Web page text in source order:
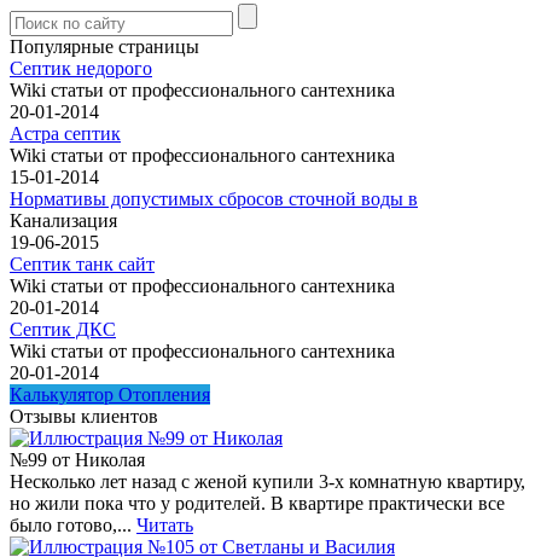
Популярные страницы
Септик недорого
Wiki статьи от профессионального сантехника
20-01-2014
Астра септик
Wiki статьи от профессионального сантехника
15-01-2014
Нормативы допустимых сбросов сточной воды в
Канализация
19-06-2015
Септик танк сайт
Wiki статьи от профессионального сантехника
20-01-2014
Септик ДКС
Wiki статьи от профессионального сантехника
20-01-2014
Калькулятор Отопления
Отзывы клиентов
№99 от Николая
Несколько лет назад с женой купили 3-х комнатную квартиру,
но жили пока что у родителей. В квартире практически все
было готово,... Читать